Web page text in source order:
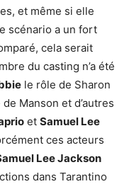
et même si elle
scénario a un fort
cela serait
du casting n’a été
le rôle de Sharon
Manson et d’autres
et Samuel Lee
ces acteurs
Lee Jackson
dans Tarantino